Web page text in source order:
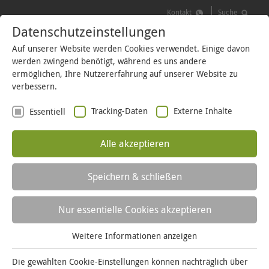
Kontakt
Kontakt Suche
MENÜ LOGIN
Inklusion – durch
Ehrenamt
Inklusion ist mehr als nur ein Begriff. Inklusion gilt es
zu leben. Ob im Beruf, im Ehrenamt oder im privaten
Umfeld. Es gibt viele Menschen in unserer Region, die
dies seit vielen Jahren tun. So auch unsere
Datenschutzeinstellungen
Auf unserer Website werden Cookies verwendet. Einige davon
werden zwingend benötigt, während es uns andere
ermöglichen, Ihre Nutzererfahrung auf unserer Website zu
verbessern.
Essentiell Tracking-Daten Externe Inhalte
Alle akzeptieren
Speichern & schließen
Nur essentielle Cookies akzeptieren
Essentielle Cookies werden für grundlegende Funktionen
Weitere Informationen anzeigen
Die gewählten Cookie-Einstellungen können nachträglich über